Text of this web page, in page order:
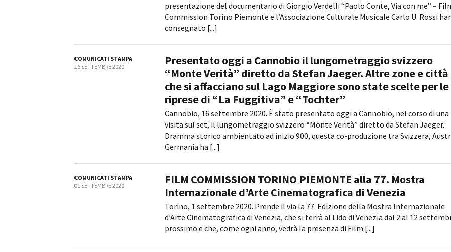
presentazione del documentario di Giorgio Verdelli “Paolo Conte, Via con me” –
Commission Torino Piemonte e l’Associazione Culturale Musicale Carlo U. Rossi
consegnato [...]
COMUNICATI STAMPA
16 SETTEMBRE 2020
Presentato oggi a Cannobio il lungometraggio svizzero
“Monte Verità” diretto da Stefan Jaeger. Altre zone e città
che si affacciano sul Lago Maggiore sono state scelte per le
riprese di “La Fuggitiva” e “Tochter”
Cannobio, 16 settembre 2020. È stato presentato oggi a Cannobio, nel corso di una
visita sul set, il lungometraggio svizzero “Monte Verità” diretto da Stefan Jaeger.
Dramma storico ambientato ad inizio 900, questa co-produzione tra Svizzera,
Germania ha [...]
COMUNICATI STAMPA
01 SETTEMBRE 2020
FILM COMMISSION TORINO PIEMONTE alla 77. Mostra
Internazionale d’Arte Cinematografica di Venezia
Torino, 1 settembre 2020. Prende il via la 77. Edizione della Mostra Internazionale
d’Arte Cinematografica di Venezia, che si terrà al Lido di Venezia dal 2 al 12
prossimo e che, come ogni anno, vedrà la presenza di Film [...]